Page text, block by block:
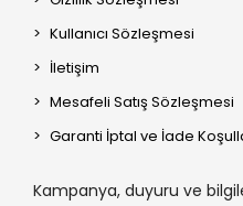
Kullanıcı Sözleşmesi
İletişim
Mesafeli Satış Sözleşmesi
Garanti İptal ve İade
Kampanya, duyuru ve